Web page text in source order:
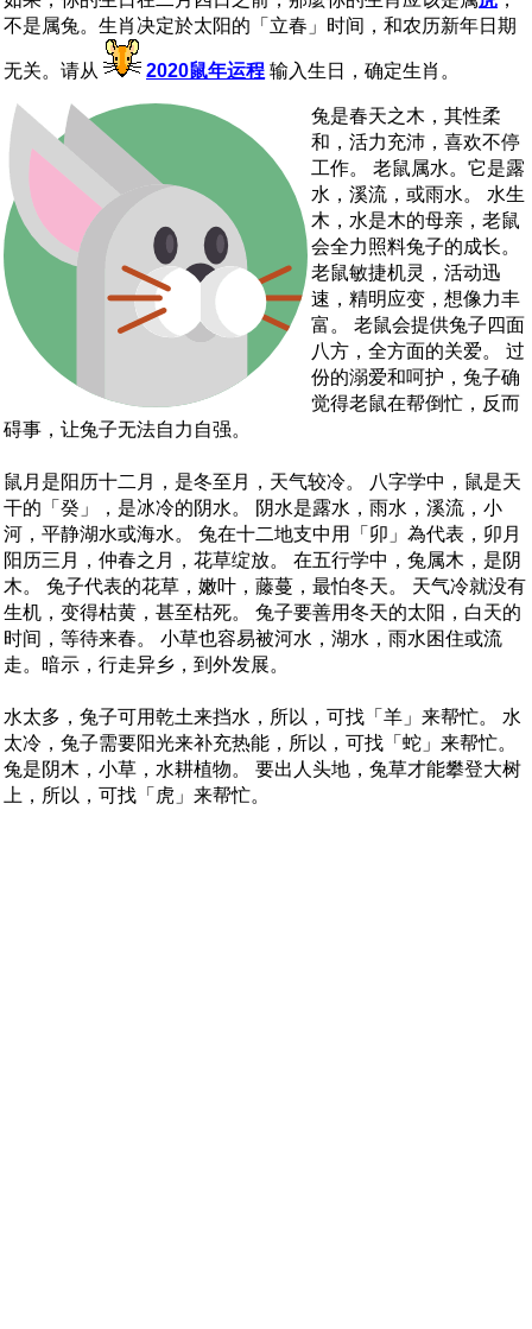
不是属兔。生肖决定於太阳的「立春」时间，和农历新年日期
无关。请从 2020鼠年运程 输入生日，确定生肖。
兔是春天之木，其性柔
和，活力充沛，喜欢不停
工作。 老鼠属水。它是露
水，溪流，或雨水。 水生
木，水是木的母亲，老鼠
会全力照料兔子的成长。
老鼠敏捷机灵，活动迅
速，精明应变，想像力丰
富。 老鼠会提供兔子四面
八方，全方面的关爱。 过
份的溺爱和呵护，兔子确
觉得老鼠在帮倒忙，反而
碍事，让兔子无法自力自强。
鼠月是阳历十二月，是冬至月，天气较冷。 八字学中，鼠是天
干的「癸」，是冰冷的阴水。 阴水是露水，雨水，溪流，小
河，平静湖水或海水。 兔在十二地支中用「卯」為代表，卯月
阳历三月，仲春之月，花草绽放。 在五行学中，兔属木，是阴
木。 兔子代表的花草，嫩叶，藤蔓，最怕冬天。 天气冷就没有
生机，变得枯黄，甚至枯死。 兔子要善用冬天的太阳，白天的
时间，等待来春。 小草也容易被河水，湖水，雨水困住或流
走。暗示，行走异乡，到外发展。
水太多，兔子可用乾土来挡水，所以，可找「羊」来帮忙。 水
太冷，兔子需要阳光来补充热能，所以，可找「蛇」来帮忙。
兔是阴木，小草，水耕植物。 要出人头地，兔草才能攀登大树
上，所以，可找「虎」来帮忙。